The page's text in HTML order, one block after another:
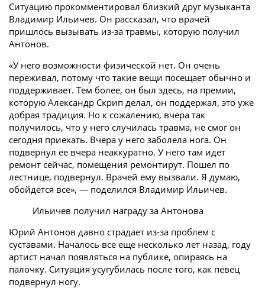
Ситуацию прокомментировал близкий друг музыканта
Владимир Ильичев. Он рассказал, что врачей
пришлось вызывать из-за травмы, которую получил
Антонов.
«У него возможности физической нет. Он очень
переживал, потому что такие вещи посещает обычно и
поддерживает. Тем более, он был здесь, на премии,
которую Александр Скрип делал, он поддержал, это уже
добрая традиция. Но к сожалению, вчера так
получилось, что у него случилась травма, не смог он
сегодня приехать. Вчера у него заболела нога. Он
подвернул ее вчера неаккуратно. У него там идет
ремонт сейчас, помещения ремонтирут. Пошел по
лестнице, подвернул. Врачей ему вызвали. Я думаю,
обойдется все», — поделился Владимир Ильичев.
Ильичев получил награду за Антонова
Юрий Антонов давно страдает из-за проблем с
суставами. Началось все еще несколько лет назад, году
артист начал появляться на публике, опираясь на
палочку. Ситуация усугубилась после того, как певец
подвернул ногу.